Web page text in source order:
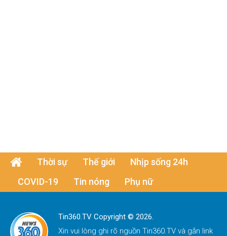
Thời sự Thế giới
Nhịp sống 24h
COVID-19
Tin nóng Phụ nữ
Tin360.TV Copyright © 2026.
Xin vui lòng ghi rõ nguồn Tin360.TV và gắn link